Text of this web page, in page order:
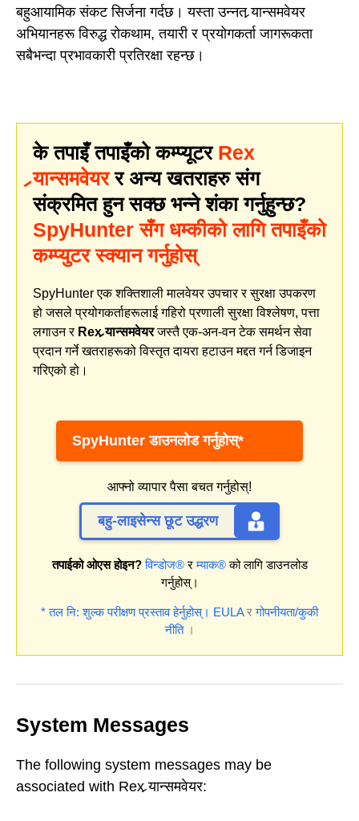
बहुआयामिक संकट सिर्जना गर्दछ। यस्ता उन्नत र्‍यान्समवेयर
अभियानहरू विरुद्ध रोकथाम, तयारी र प्रयोगकर्ता जागरूकता
सबैभन्दा प्रभावकारी प्रतिरक्षा रहन्छ।
के तपाइँ तपाइँको कम्प्यूटर Rex
र्‍यान्समवेयरर अन्य खतराहरु संग
संक्रमित हुन सक्छ भन्ने शंका गर्नुहुन्छ?
SpyHunter सँग धम्कीको लागि तपाइँको
कम्प्युटर स्क्यान गर्नुहोस्
SpyHunter एक शक्तिशाली मालवेयर उपचार र सुरक्षा उपकरण
हो जसले प्रयोगकर्ताहरूलाई गहिरो प्रणाली सुरक्षा विश्लेषण, पत्ता
लगाउन र Rex र्‍यान्समवेयरजस्तै एक-अन-वन टेक समर्थन सेवा
प्रदान गर्ने खतराहरूको विस्तृत दायरा हटाउन मद्दत गर्न डिजाइन
गरिएको हो।
SpyHunter डाउनलोड गर्नुहोस्*
आफ्नो व्यापार पैसा बचत गर्नुहोस्!
बहु-लाइसेन्स छूट उद्धरण
तपाईको ओएस होइन? विन्डोज®रम्याक®को लागि डाउनलोड
गर्नुहोस्।
* तल नि: शुल्क परीक्षण प्रस्ताव हेर्नुहोस्। EULAरगोपनीयता/कुकी
नीति।
System Messages
The following system messages may be
associated with Rex र्‍यान्समवेयर: